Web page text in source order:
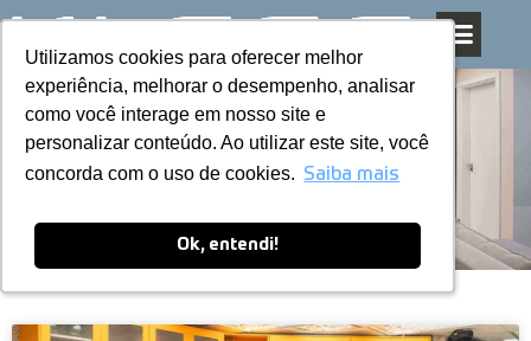
Utilizamos cookies para oferecer melhor
experiência, melhorar o desempenho, analisar
como você interage em nosso site e
personalizar conteúdo. Ao utilizar este site, você
concorda com o uso de cookies. Saiba mais
Ok, entendi!
Utilizamos cookies para oferecer melhor
experiência, melhorar o desempenho, analisar
como você interage em nosso site e
personalizar conteúdo. Ao utilizar este site, você
concorda com o uso de cookies. Saiba mais
Ok, entendi!
Pular
para
o
conteúdo
Blog